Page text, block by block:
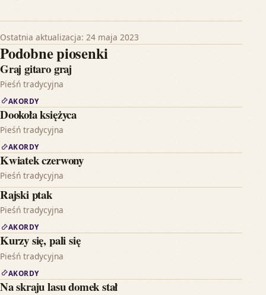
Ostatnia aktualizacja: 24 maja 2023
Podobne piosenki
Graj gitaro graj
Pieśń tradycyjna
AKORDY
Dookoła księżyca
Pieśń tradycyjna
AKORDY
Kwiatek czerwony
Pieśń tradycyjna
Rajski ptak
Pieśń tradycyjna
AKORDY
Kurzy się, pali się
Pieśń tradycyjna
AKORDY
Na skraju lasu domek stał